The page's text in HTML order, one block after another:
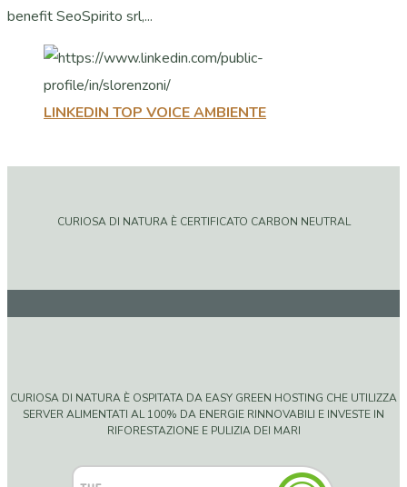
benefit SeoSpirito srl,...
LINKEDIN TOP VOICE AMBIENTE
CURIOSA DI NATURA È CERTIFICATO CARBON NEUTRAL
CURIOSA DI NATURA È OSPITATA DA EASY GREEN HOSTING CHE UTILIZZA
SERVER ALIMENTATI AL 100% DA ENERGIE RINNOVABILI E INVESTE IN
RIFORESTAZIONE E PULIZIA DEI MARI